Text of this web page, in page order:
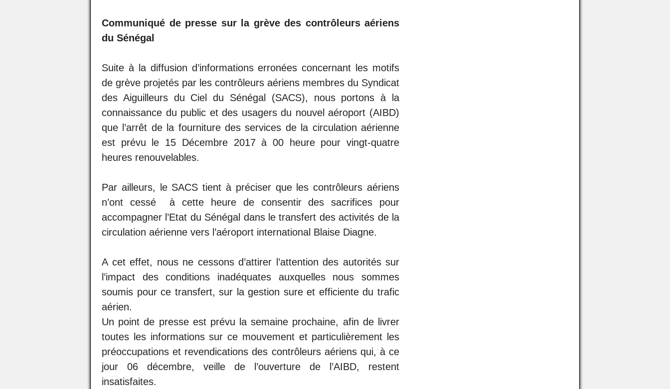
Communiqué de presse sur la grève des contrôleurs aériens
du Sénégal
Suite à la diffusion d’informations erronées concernant les motifs
de grève projetés par les contrôleurs aériens membres du Syndicat
des Aiguilleurs du Ciel du Sénégal (SACS), nous portons à la
connaissance du public et des usagers du nouvel aéroport (AIBD)
que l’arrêt de la fourniture des services de la circulation aérienne
est prévu le 15 Décembre 2017 à 00 heure pour vingt-quatre
heures renouvelables.
Par ailleurs, le SACS tient à préciser que les contrôleurs aériens
n’ont cessé à cette heure de consentir des sacrifices pour
accompagner l’Etat du Sénégal dans le transfert des activités de la
circulation aérienne vers l’aéroport international Blaise Diagne.
A cet effet, nous ne cessons d’attirer l’attention des autorités sur
l’impact des conditions inadéquates auxquelles nous sommes
soumis pour ce transfert, sur la gestion sure et efficiente du trafic
aérien.
Un point de presse est prévu la semaine prochaine, afin de livrer
toutes les informations sur ce mouvement et particulièrement les
préoccupations et revendications des contrôleurs aériens qui, à ce
jour 06 décembre, veille de l’ouverture de l’AIBD, restent
insatisfaites.